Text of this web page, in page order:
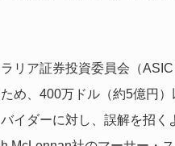
リア証券投資委員会（
め、400万ドル（約5億円
イダーに対し、誤解を招